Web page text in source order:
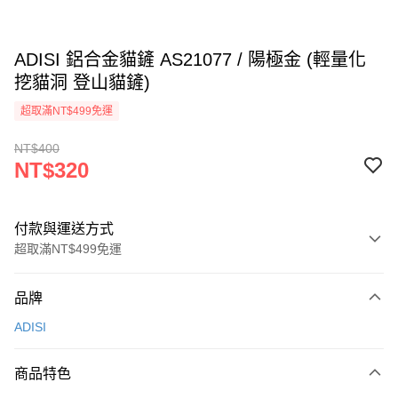
ADISI 鋁合金貓鏟 AS21077 / 陽極金 (輕量化
挖貓洞 登山貓鏟)
超取滿NT$499免運
NT$400
NT$320
付款與運送方式
超取滿NT$499免運
信用卡一次付款
LINE Pay
品牌
ADISI
商品特色